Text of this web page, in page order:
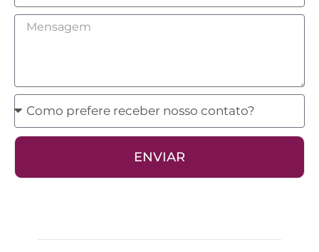
Mensagem
Como
prefere
receber
contato?
ENVIAR